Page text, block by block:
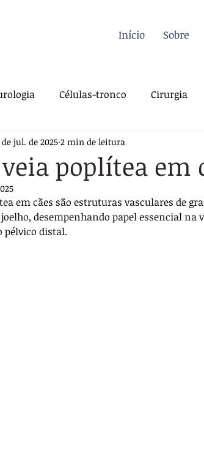
Início Sobre
Células-tronco Cirurgia
Felina Oncologia
poplítea em
de jul. de 2025 2 min de leitura
em cães são estruturas vasculares de
desempenhando papel essencial na
pélvico distal.